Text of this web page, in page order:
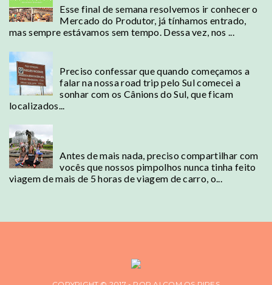
Esse final de semana resolvemos ir conhecer o
Mercado do Produtor, já tínhamos entrado,
mas sempre estávamos sem tempo. Dessa vez, nos ...
Preciso confessar que quando começamos a
falar na nossa road trip pelo Sul comecei a
sonhar com os Cânions do Sul, que ficam
localizados...
Antes de mais nada, preciso compartilhar com
vocês que nossos pimpolhos nunca tinha feito
viagem de mais de 5 horas de viagem de carro, o...